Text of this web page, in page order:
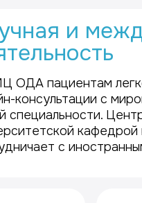
то,
и
ОДА пациентам
консультации с
специальности.
кафедрой
с